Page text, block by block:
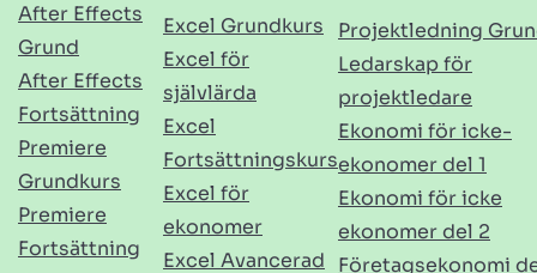
After Effects
Grund
After Effects
Fortsättning
Premiere
Grundkurs
Premiere
Fortsättning
Excel Grundkurs
Excel för
självlärda
Excel
Fortsättningskurs
Excel för
ekonomer
Excel Avancerad
Projektledning
Ledarskap för
projektledare
Ekonomi för icke-
ekonomer del 1
Ekonomi för icke
ekonomer del 2
Företagsekonomi